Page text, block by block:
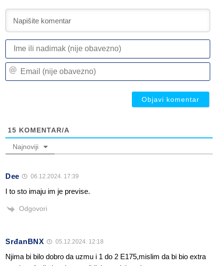
15 KOMENTAR/A
Najnoviji
Dee 06.12.2024. 17:39
I to sto imaju im je previse.
Odgovori
SrđanBNX 05.12.2024. 12:18
Njima bi bilo dobro da uzmu i 1 do 2 E175,mislim da bi bio extra